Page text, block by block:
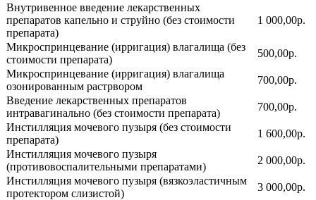
Внутривенное введение лекарственных
препаратов капельно и струйно (без стоимости
препарата)
1 000,00р.
Микроспринцевание (ирригация) влагалища (без
стоимости препарата)
500,00р.
Микроспринцевание (ирригация) влагалища
озонированным растрвором
700,00р.
Введение лекарственных препаратов
интравагинально (без стоимости препарата)
700,00р.
Инстилляция мочевого пузыря (без стоимости
препарата)
1 600,00р.
Инстилляция мочевого пузыря
(противовоспалительными препаратами)
2 000,00р.
Инстилляция мочевого пузыря (вязкоэластичным
протектором слизистой)
3 000,00р.